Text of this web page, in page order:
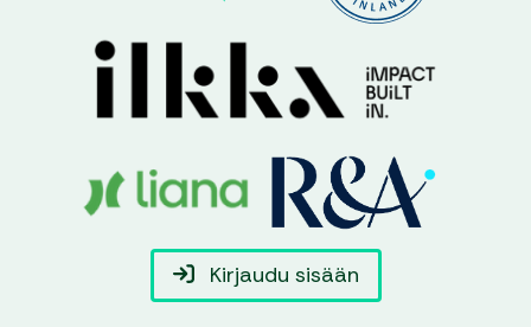
Kirjaudu sisään